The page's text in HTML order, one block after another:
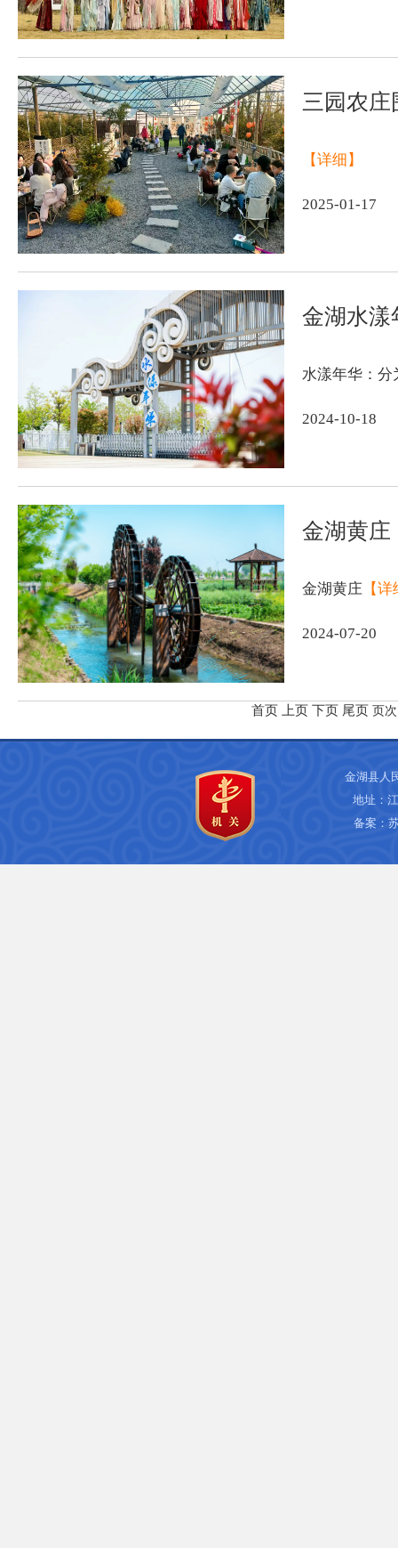
三园农庄
【详细】
2025-01-17
金湖水漾
水漾年华：分
2024-10-18
金湖黄庄
金湖黄庄 【
2024-07-20
首页 上页 下页 尾页 页
金湖县人
地址：
备案：